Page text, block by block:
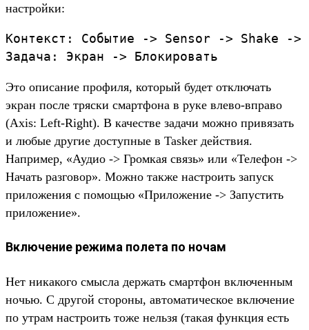
настройки:
Контекст: Событие -> Sensor -> Shake
Это описание профиля, который будет отключать
экран после тряски смартфона в руке влево-вправо
(Axis: Left-Right). В качестве задачи можно привязать
и любые другие доступные в Tasker действия.
Например, «Аудио -> Громкая связь» или «Телефон ->
Начать разговор». Можно также настроить запуск
приложения с помощью «Приложение -> Запустить
приложение».
Включение режима полета по ночам
Нет никакого смысла держать смартфон включенным
ночью. С другой стороны, автоматическое включение
по утрам настроить тоже нельзя (такая функция есть